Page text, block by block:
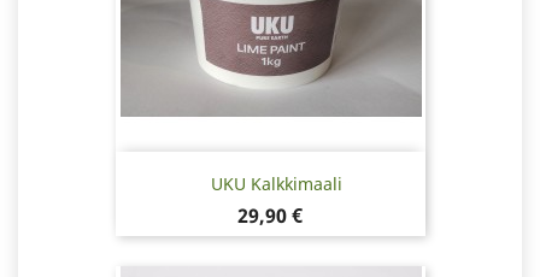
UKU Kalkkimaali
Hinta
29,90 €